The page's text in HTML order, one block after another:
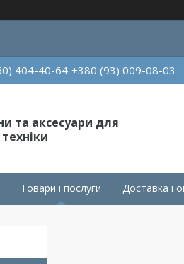
404-40-64 +380 (93) 009-08-03
та аксесуари для
Товари і послуги Доставка і